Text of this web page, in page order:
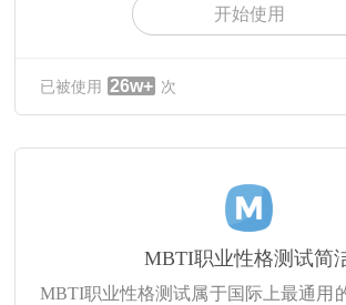
开始使用
已被使用 26w+ 次
MBTI职业性格测试简
MBTI职业性格测试属于国际上最通用